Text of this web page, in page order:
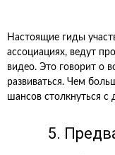
Настоящие гиды
ассоциациях, ведут
видео. Это говорит о
развиваться. Чем
шансов столкнуться с
5.